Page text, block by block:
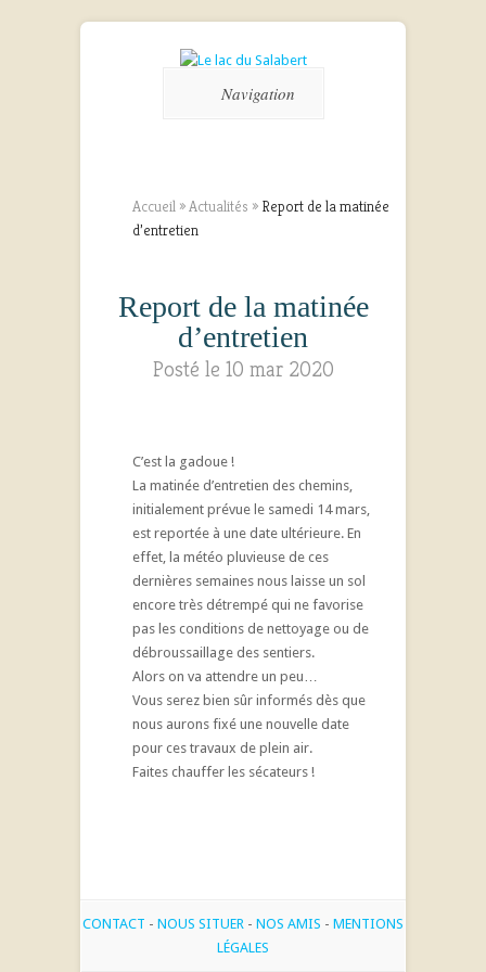
Navigation
Accueil »Actualités » Report de la matinée
d’entretien
Report de la matinée
d’entretien
Posté le 10 mar 2020
C’est la gadoue !
La matinée d’entretien des chemins,
initialement prévue le samedi 14 mars,
est reportée à une date ultérieure. En
effet, la météo pluvieuse de ces
dernières semaines nous laisse un sol
encore très détrempé qui ne favorise
pas les conditions de nettoyage ou de
débroussaillage des sentiers.
Alors on va attendre un peu…
Vous serez bien sûr informés dès que
nous aurons fixé une nouvelle date
pour ces travaux de plein air.
Faites chauffer les sécateurs !
CONTACT - NOUS SITUER - NOS AMIS - MENTIONS
LÉGALES